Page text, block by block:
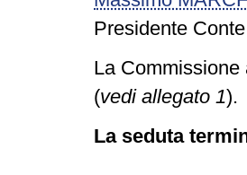
Presidente
La Commissione
(vedi allegato 1).
La seduta